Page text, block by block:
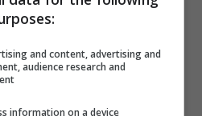
and content, advertising and
audience research and
information on a device